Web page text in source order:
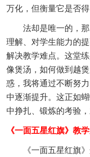
万化，但衡量它是否
法却是唯一的，那
理解、对学生能力的
解决教学难点。这堂
像煲汤，如何做到越
惑，我将通过不断努
中逐渐提升。这正如
中挣扎、锻炼的考验
《一面五星红旗》教
《一面五星红旗》